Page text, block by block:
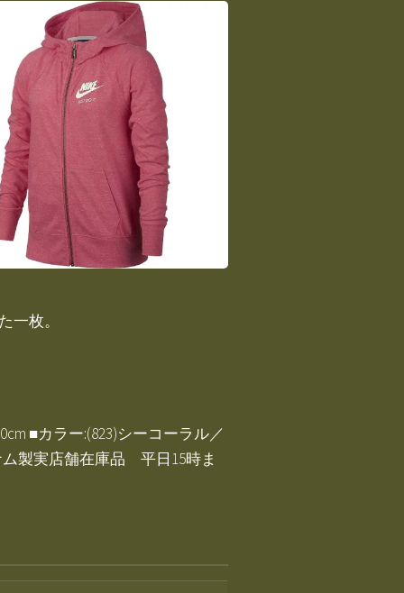
一枚。
■カラー:(823)シーコーラル／
ム製実店舗在庫品 平日15時ま